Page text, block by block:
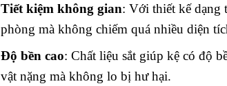
Tiết kiệm không gian: Với thiết kế dạng
phòng mà không chiếm quá nhiều diện
Độ bền cao: Chất liệu sắt giúp kệ có độ
vật nặng mà không lo bị hư hại.